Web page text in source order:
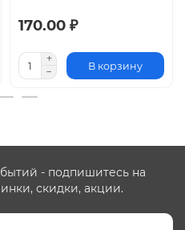
170.00 ₽
В корзину
- подпишитесь на
скидки, акции.